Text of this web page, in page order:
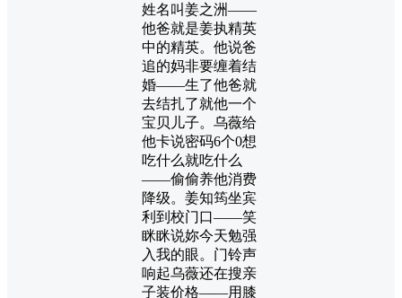
姓名叫姜之洲——
他爸就是姜执精英
中的精英。他说爸
追的妈非要缠着结
婚——生了他爸就
去结扎了就他一个
宝贝儿子。乌薇给
他卡说密码6个0想
吃什么就吃什么
——偷偷养他消费
降级。姜知筠坐宾
利到校门口——笑
眯眯说妳今天勉强
入我的眼。门铃声
响起乌薇还在搜亲
子装价格——用膝